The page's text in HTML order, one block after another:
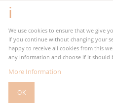
We use cookies to ensure that we give
If you continue without changing your
happy to receive all cookies from this
any information and choose if it should
More Information
OK